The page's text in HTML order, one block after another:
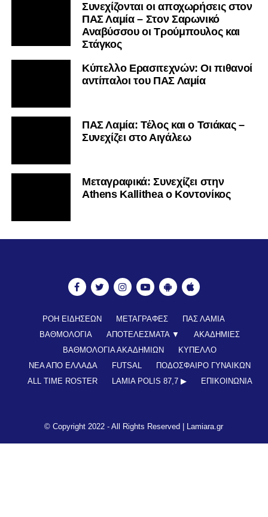
Συνεχίζονται οι αποχωρήσεις στον
ΠΑΣ Λαμία – Στον Σαρωνικό
Αναβύσσου οι Τρούμπουλος και
Στάγκος
Κύπελλο Ερασιτεχνών: Οι πιθανοί
αντίπαλοι του ΠΑΣ Λαμία
ΠΑΣ Λαμία: Τέλος και ο Τσιάκας –
Συνεχίζει στο Αιγάλεω
Mεταγραφικά: Συνεχίζει στην
Athens Kallithea ο Κοντονίκος
ΡΟΗ ΕΙΔΗΣΕΩΝ ΜΕΤΑΓΡΑΦΕΣ
ΠΑΣ ΛΑΜΙΑ
ΒΑΘΜΟΛΟΓΙΑ
ΑΠΟΤΕΛΕΣΜΑΤΑ ▼
ΑΚΑΔΗΜΙΕΣ
ΒΑΘΜΟΛΟΓΙΑ ΑΚΑΔΗΜΙΩΝ
ΚΥΠΕΛΛΟ
ΝΕΑ ΑΠΟ ΕΛΛΑΔΑ
FUTSAL
ΠΟΔΟΣΦΑΙΡΟ ΓΥΝΑΙΚΩΝ
ALL TIME ROSTER
LAMIA POLIS 87,7 ▶︎ ΕΠΙΚΟΙΝΩΝΊΑ
© Copyright 2022 - All Rights Reserved | Lamiara.gr